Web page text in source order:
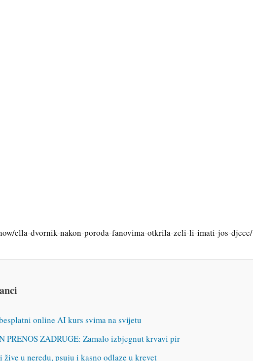
ella-dvornik-nakon-poroda-fanovima-otkrila-zeli-li-imati-jos-djece/
online AI kurs svima na svijetu
PRENOS ZADRUGE: Zamalo izbjegnut krvavi pir
žive u neredu, psuju i kasno odlaze u krevet